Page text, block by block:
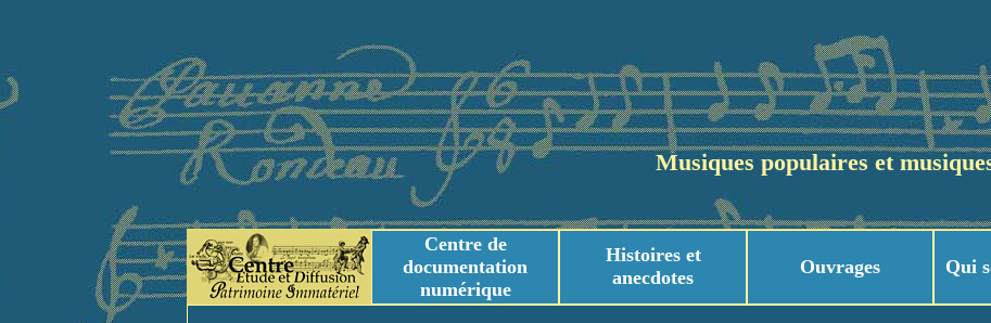
Musiques populaires et
Centre de
documentation
numérique
Histoires et
anecdotes
Ouvrages Qui